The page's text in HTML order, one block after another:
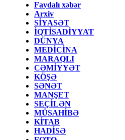
Faydalı xəbər
Arxiv
SİYASƏT
İQTİSADİYYAT
DÜNYA
MEDİCİNA
MARAQLI
CƏMİYYƏT
KÖŞƏ
SƏNƏT
MANŞET
SEÇİLƏN
MÜSAHİBƏ
KİTAB
HADİSƏ